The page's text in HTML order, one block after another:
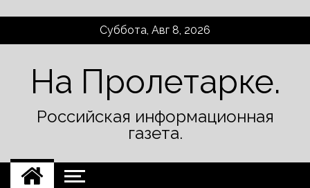
Суббота, Авг 8, 2026
На Пролетарке.
Российская информационная
газета.